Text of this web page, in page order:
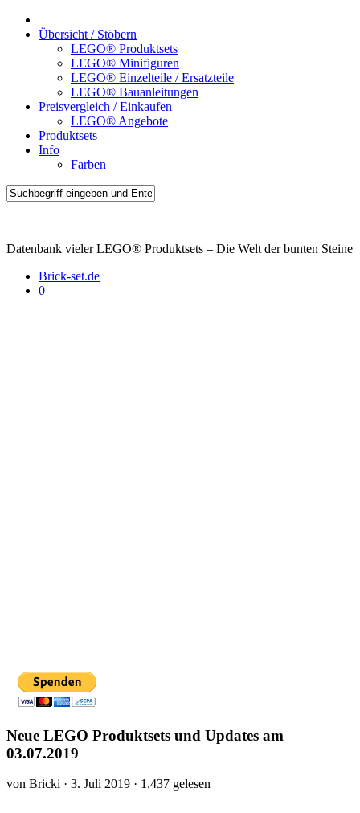
Übersicht / Stöbern
LEGO® Produktsets
LEGO® Minifiguren
LEGO® Einzelteile / Ersatzteile
LEGO® Bauanleitungen
Preisvergleich / Einkaufen
LEGO® Angebote
Produktsets
Info
Farben
Datenbank vieler LEGO® Produktsets – Die Welt der bunten Steine
Brick-set.de
0
Neue LEGO Produktsets und Updates am
03.07.2019
von Bricki · 3. Juli 2019 · 1.437 gelesen